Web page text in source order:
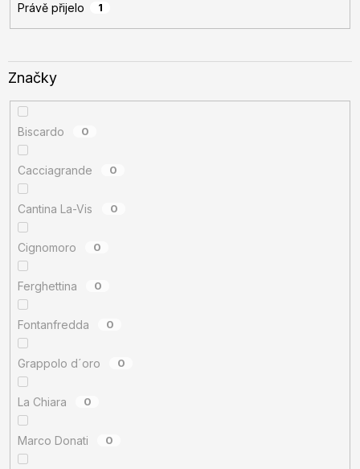
Právě přijelo 1
Značky
Biscardo 0
Cacciagrande 0
Cantina La-Vis 0
Cignomoro 0
Ferghettina 0
Fontanfredda 0
Grappolo d´oro 0
La Chiara 0
Marco Donati 0